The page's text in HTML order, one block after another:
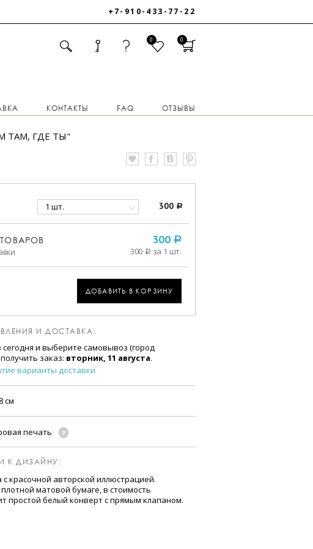
+7-910-433-77-22
0 0
КОНТАКТЫ FAQ ОТЗЫВЫ
ТАМ, ГДЕ ТЫ"
1 шт. 300 a
ТОВАРОВ
300 a
300 a за 1 шт.
ДОБАВИТЬ В КОРЗИНУ
И ДОСТАВКА:
сегодня и выберите самовывоз (город
заказ: вторник, 11 августа.
варианты доставки
см
печать
К ДИЗАЙНУ:
с красочной авторской иллюстрацией.
матовой бумаге, в стоимость
простой белый конверт с прямым клапаном.